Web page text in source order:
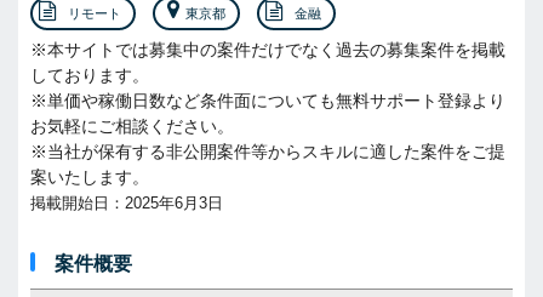
リモート 東京都 金融
※本サイトでは募集中の案件だけでなく過去の募集案件を掲載
しております。
※単価や稼働日数など条件面についても無料サポート登録より
お気軽にご相談ください。
※当社が保有する非公開案件等からスキルに適した案件をご提
案いたします。
掲載開始日：2025年6月3日
案件概要